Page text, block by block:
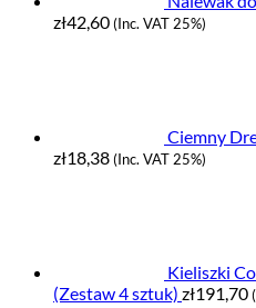
zł42,60(Inc. VAT 25%)
Ciemny
zł18,38(Inc. VAT 25%)
Kieliszki
(Zestaw 4 sztuk) zł191,70